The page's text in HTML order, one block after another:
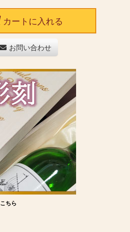
カートに入れる
お問い合わせ
こちら